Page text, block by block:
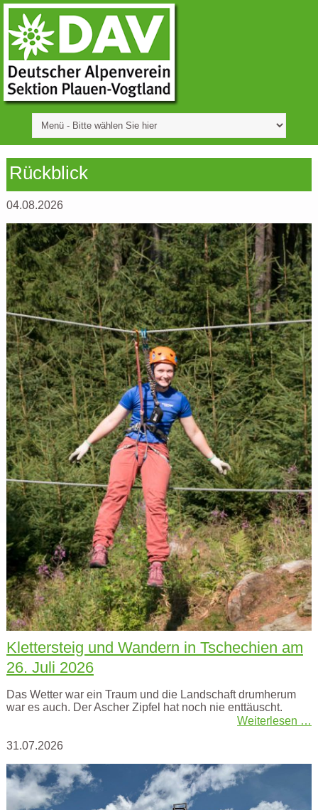
Rückblick
04.08.2026
Klettersteig und Wandern in Tschechien am
26. Juli 2026
Das Wetter war ein Traum und die Landschaft drumherum
war es auch. Der Ascher Zipfel hat noch nie enttäuscht.
Weiterlesen …
31.07.2026